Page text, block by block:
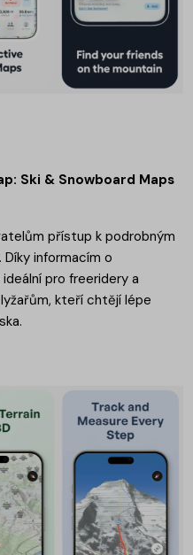
Ski & Snowboard Maps
přístup k podrobným
informacím o
pro freeridery a
kteří chtějí lépe